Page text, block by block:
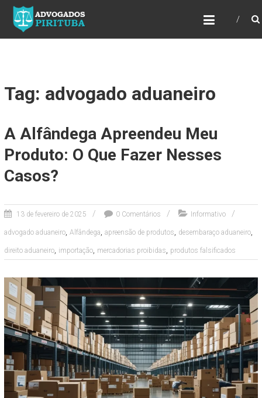
ADVOGADOS PIRITUBA
Precisando de advogado? Entre em contato!
Fazemos toda a assessoria que você
Tag: advogado aduaneiro
A Alfândega Apreendeu Meu
Produto: O Que Fazer Nesses
Casos?
13 de fevereiro de 2025 0 Comentários Informativo
advogado aduaneiro, Alfândega, apreensão de produtos, desembaraço aduaneiro,
direito aduaneiro, importação, mercadorias proibidas, produtos falsificados